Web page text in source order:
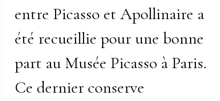
entre Picasso et Apollinaire a
été recueillie pour une bonne
part au Musée Picasso à Paris.
Ce dernier conserve